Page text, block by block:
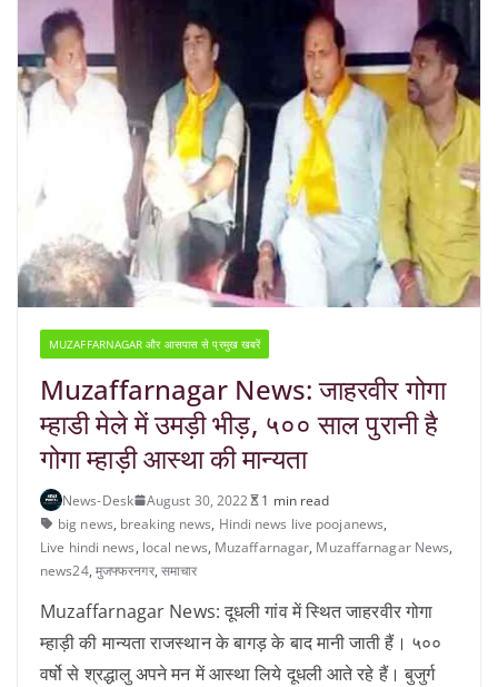
MUZAFFARNAGAR और आसपास से प्रमुख खबरें
Muzaffarnagar News: जाहरवीर गोगा
म्हाडी मेले में उमड़ी भीड़, ५०० साल पुरानी है
गोगा म्हाड़ी आस्था की मान्यता
News-Desk August 30, 2022
1 min read
big news, breaking news, Hindi news live poojanews,
Live hindi news, local news, Muzaffarnagar, Muzaffarnagar News,
news24, मुजफ्फरनगर, समाचार
Muzaffarnagar News: दूधली गांव में स्थित जाहरवीर गोगा
म्हाड़ी की मान्यता राजस्थान के बागड़ के बाद मानी जाती हैं। ५००
वर्षो से श्रद्धालु अपने मन में आस्था लिये दूधली आते रहे हैं। बुजुर्ग